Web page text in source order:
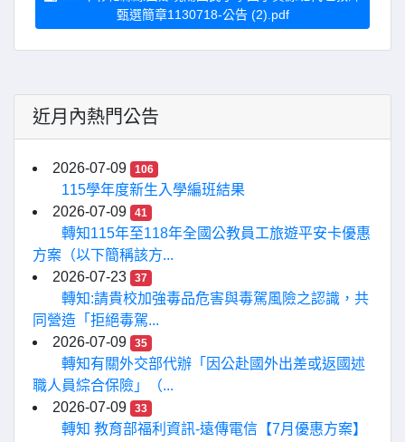
甄選簡章1130718-公告 (2).pdf
近月內熱門公告
2026-07-09 106
115學年度新生入學編班結果
2026-07-09
41
轉知115年至118年全國公教員工旅遊平安卡優惠
方案（以下簡稱該方...
2026-07-23
37
轉知:請貴校加強毒品危害與毒駕風險之認識，共
同營造「拒絕毒駕...
2026-07-09
35
轉知有關外交部代辦「因公赴國外出差或返國述
職人員綜合保險」（...
2026-07-09
33
轉知 教育部福利資訊-遠傳電信【7月優惠方案】